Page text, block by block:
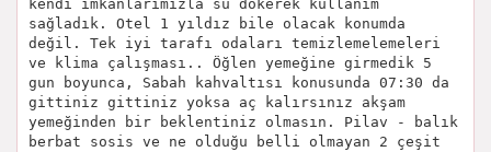
kendi imkanlarımizla su dökerek kullanım
sağladık. Otel 1 yıldız bile olacak konumda
değil. Tek iyi tarafı odaları temizlemelemeleri
ve klima çalışması.. Öğlen yemeğine girmedik 5
gun boyunca, Sabah kahvaltısı konusunda 07:30 da
gittiniz gittiniz yoksa aç kalırsınız akşam
yemeğinden bir beklentiniz olmasın. Pilav - balık
berbat sosis ve ne olduğu belli olmayan 2 çeşit